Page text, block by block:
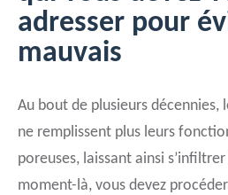
adresser pour
mauvais
Au bout de plusieurs décennies,
ne remplissent plus leurs
poreuses, laissant ainsi
moment-là, vous devez